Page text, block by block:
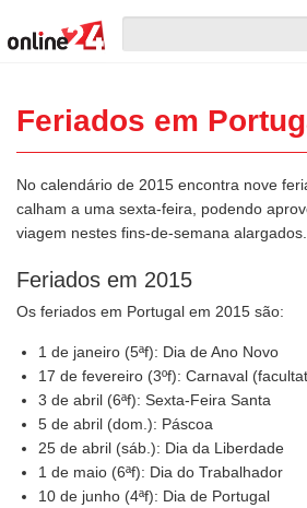
Feriados em
No calendário de 2015 encontra nove
calham a uma sexta-feira, podendo
viagem nestes fins-de-semana alargados.
Feriados em 2015
Os feriados em Portugal em 2015 são:
1 de janeiro (5ªf): Dia de Ano Novo
17 de fevereiro (3ºf): Carnaval
3 de abril (6ªf): Sexta-Feira Santa
5 de abril (dom.): Páscoa
25 de abril (sáb.): Dia da Liberdade
1 de maio (6ªf): Dia do Trabalhador
10 de junho (4ªf): Dia de Portugal